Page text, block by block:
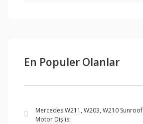
En Populer Olanlar
Mercedes W211, W203, W210 Sunroof
Motor Dişlisi